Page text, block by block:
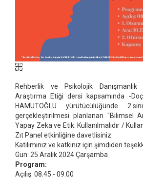
Rehberlik ve Psikolojik
Araştırma Etiği dersi kapsamında -
HAMUTOĞLU yürütücülüğünde
gerçekleştirilmesi planlanan "Bilimsel
Yapay Zeka ve Etik: Kullanılmalıdır /
Zıt Panel etkinliğine davetlisiniz.
Katılımınız ve katkınız için şimdiden
Gün: 25 Aralık 2024 Çarşamba
Program:
Açılış: 08.45 - 09.00